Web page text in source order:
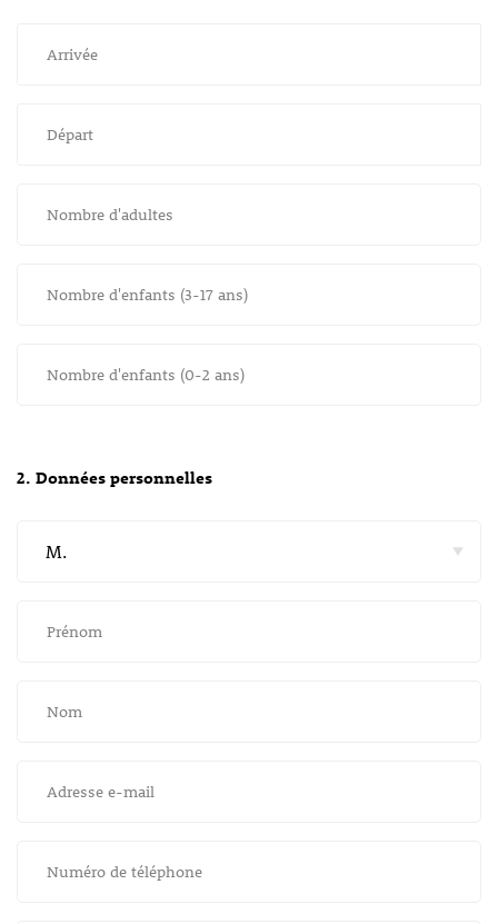
Arrivée
Départ
Nombre d'adultes
Nombre d'enfants (3-17 ans)
Nombre d'enfants (0-2 ans)
2. Données personnelles
Prénom
Nom
Adresse e-mail
Numéro de téléphone